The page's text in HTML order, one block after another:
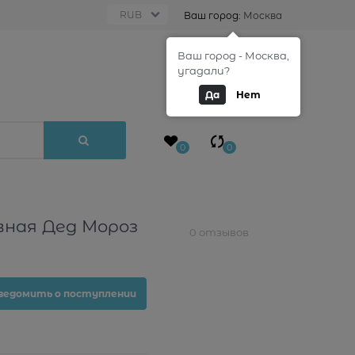
Ваш город: Москва
0
0 0
Дед Мороз
о поступлении
0 отзывов
Ваш город - Москва,
угадали?
Да Нет